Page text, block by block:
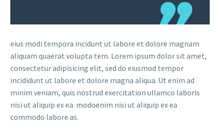
eius modi tempora incidunt ut labore et dolore magnam
aliquam quaerat volupta tem. Lorem ipsum dolor sit amet,
consectetur adipisicing elit, sed do eiusmod tempor
incididunt ut labore et dolore magna aliqua. Ut enim ad
minim veniam, quis nostrud exercitation ullamco laboris
nisi ut aliquip ex ea modoenim nisi ut aliquip ex ea
commodo labore as.